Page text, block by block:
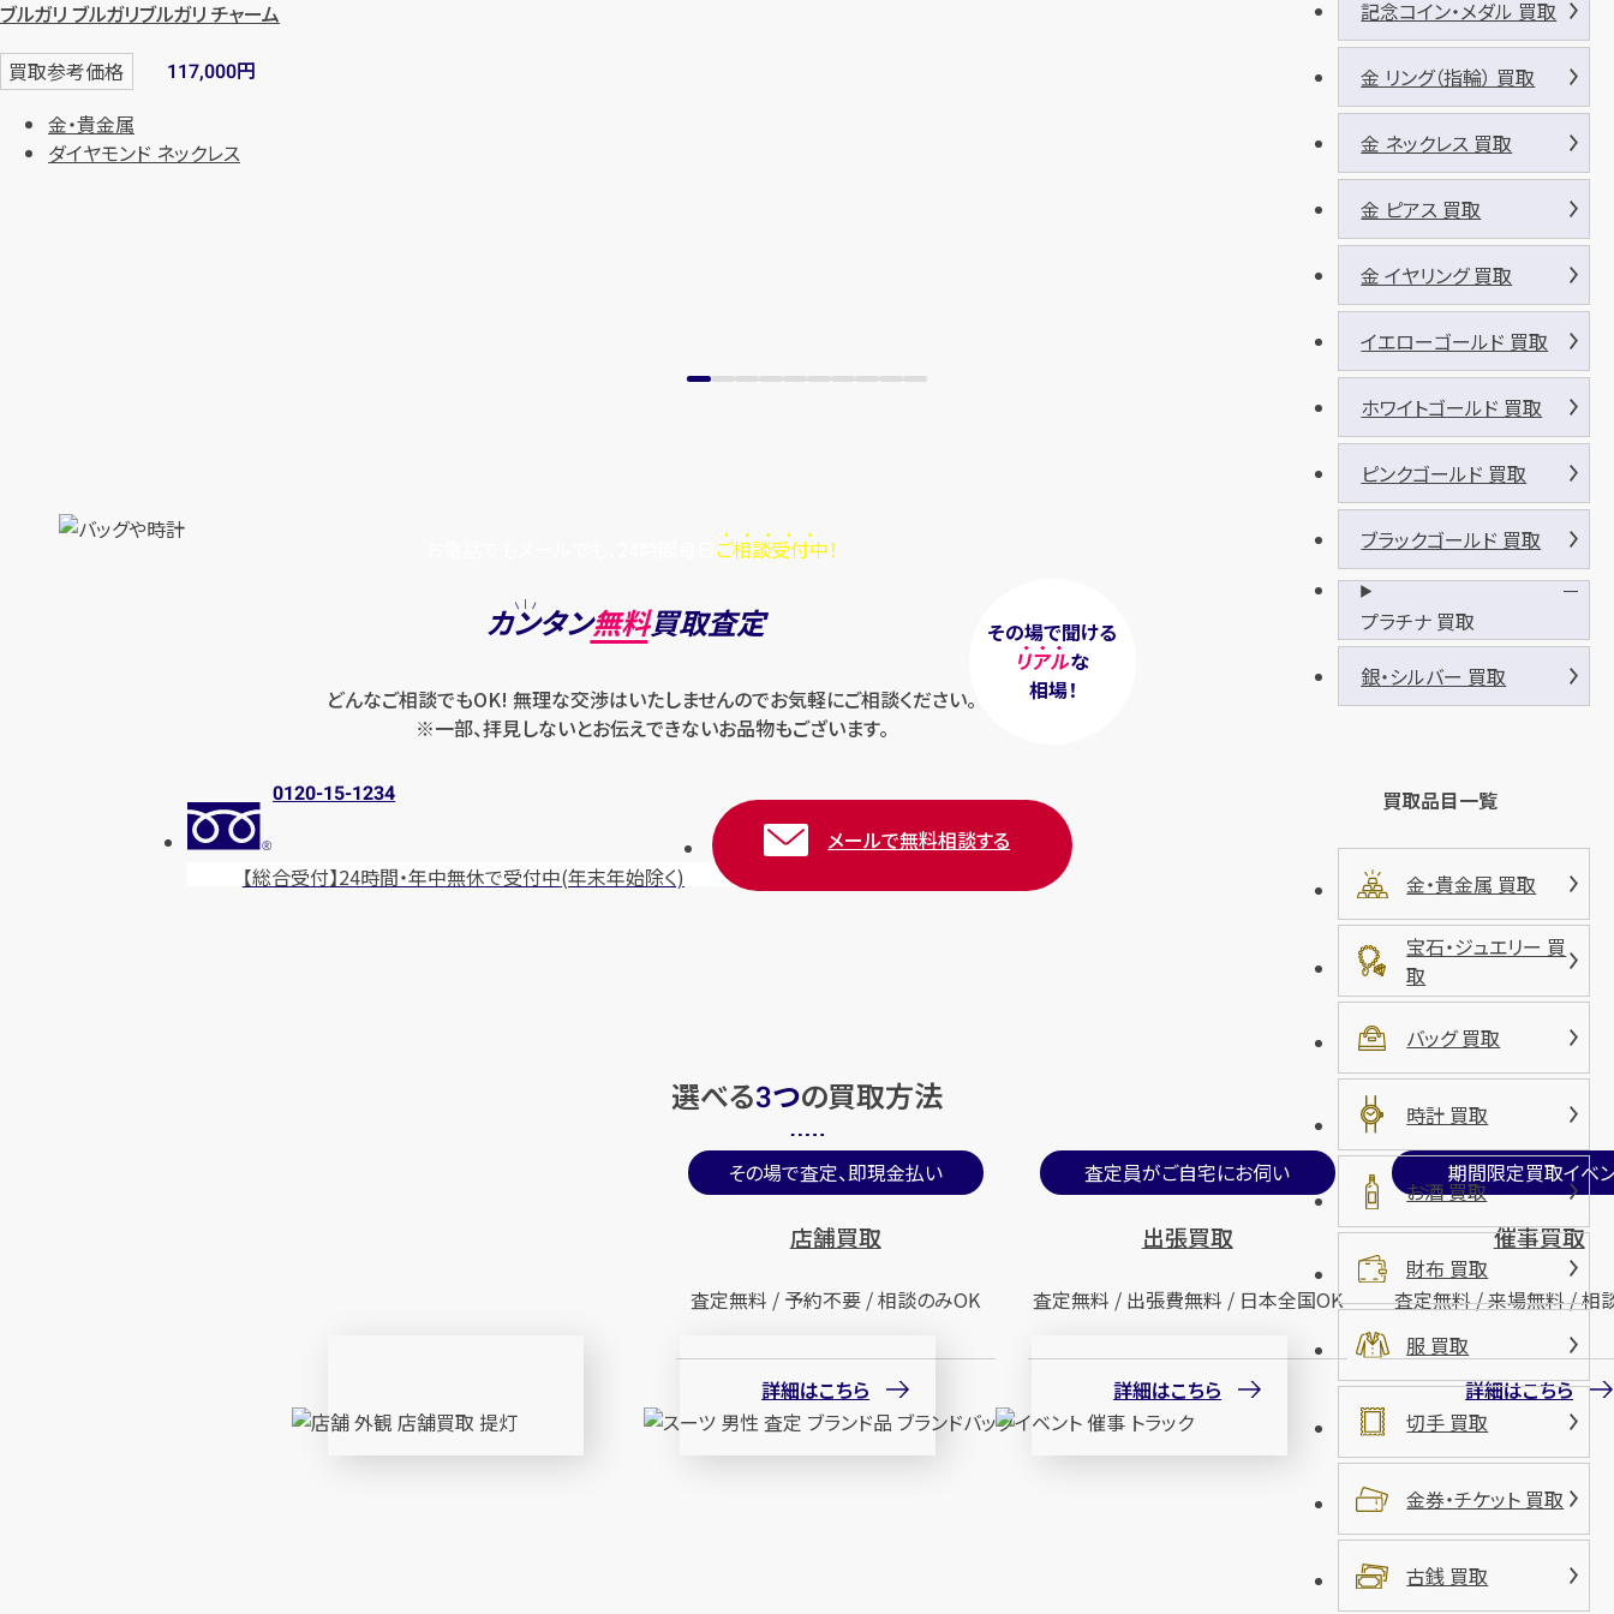
ブルガリ ブルガリブルガリ チャーム
買取参考価格 117,000円
金・貴金属
ダイヤモンド ネックレス
ご相談受付中！
その場で聞ける
リアルな
相場！
カンタン無料買取査定
どんなご相談でもOK! 無理な交渉はいたしませんのでお気軽にご相談ください。
※一部、拝見しないとお伝えできないお品物もございます。
0120-15-1234
【総合受付】24時間・年中無休で受付中(年末年始除く)
メールで無料相談する
選べる3つの買取方法
その場で査定、即現金払い
店舗買取
査定無料 / 予約不要 / 相談のみOK
詳細はこちら
査定員がご自宅にお伺い
出張買取
査定無料 / 出張費無料 / 日本全国OK
詳細はこちら
期間限定買取イベ
催事買取
査定無料 / 来場無料 / 相
詳細はこちら
記念コイン・メダル 買取
金 リング（指輪） 買取
金 ネックレス 買取
金 ピアス 買取
金 イヤリング 買取
イエローゴールド 買取
ホワイトゴールド 買取
ピンクゴールド 買取
ブラックゴールド 買取
プラチナ 買取
銀・シルバー 買取
買取品目一覧
金・貴金属 買取
宝石・ジュエリー 買
取
バッグ 買取
時計 買取
お酒 買取
財布 買取
服 買取
切手 買取
金券・チケット 買取
古銭 買取